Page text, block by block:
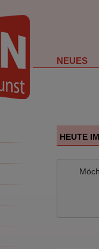
NEUES
HEUTE